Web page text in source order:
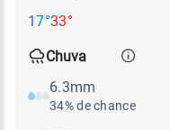
17°33°
Chuva
6.3mm
34% de chance